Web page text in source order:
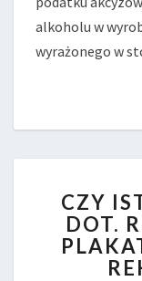
alkoholu w
wyrażonego w
CZY
DOT.